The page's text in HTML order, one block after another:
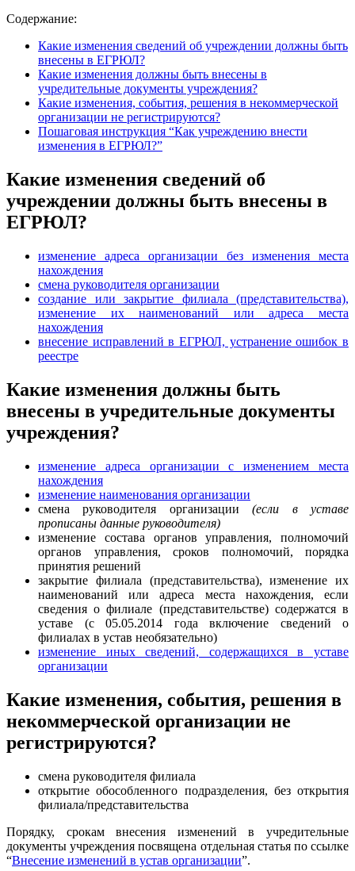
Содержание:
Какие изменения сведений об учреждении должны быть
внесены в ЕГРЮЛ?
Какие изменения должны быть внесены в
учредительные документы учреждения?
Какие изменения, события, решения в некоммерческой
организации не регистрируются?
Пошаговая инструкция “Как учреждению внести
изменения в ЕГРЮЛ?”
Какие изменения сведений об
учреждении должны быть внесены в
ЕГРЮЛ?
изменение адреса организации без изменения места
нахождения
смена руководителя организации
создание или закрытие филиала (представительства),
изменение их наименований или адреса места
нахождения
внесение исправлений в ЕГРЮЛ, устранение ошибок в
реестре
Какие изменения должны быть
внесены в учредительные документы
учреждения?
изменение адреса организации с изменением места
нахождения
изменение наименования организации
смена руководителя организации(если в уставе
прописаны данные руководителя)
изменение состава органов управления, полномочий
органов управления, сроков полномочий, порядка
принятия решений
закрытие филиала (представительства), изменение их
наименований или адреса места нахождения, если
сведения о филиале (представительстве) содержатся в
уставе (с 05.05.2014 года включение сведений о
филиалах в устав необязательно)
изменение иных сведений, содержащихся в уставе
организации
Какие изменения, события, решения в
некоммерческой организации не
регистрируются?
смена руководителя филиала
открытие обособленного подразделения, без открытия
филиала/представительства
Порядку, срокам внесения изменений в учредительные
документы учреждения посвящена отдельная статья по ссылке
“Внесение изменений в устав организации”.